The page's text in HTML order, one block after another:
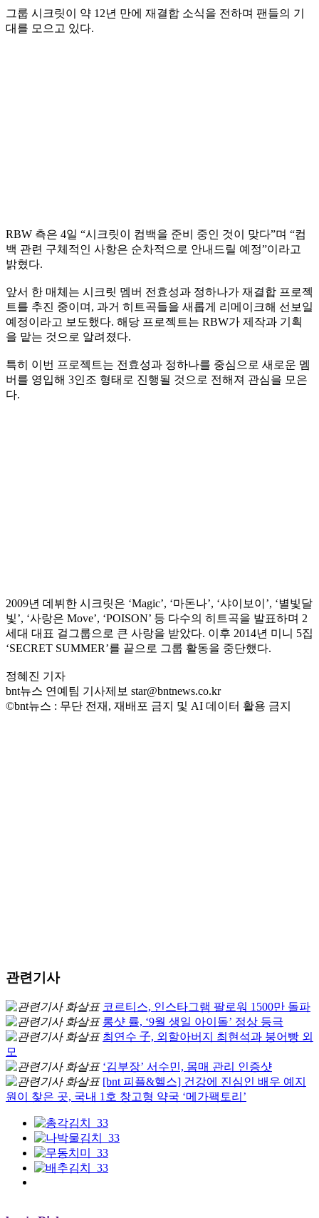
그룹 시크릿이 약 12년 만에 재결합 소식을 전하며 팬들의 기
대를 모으고 있다.
RBW 측은 4일 “시크릿이 컴백을 준비 중인 것이 맞다”며 “컴
백 관련 구체적인 사항은 순차적으로 안내드릴 예정”이라고
밝혔다.
앞서 한 매체는 시크릿 멤버 전효성과 정하나가 재결합 프로젝
트를 추진 중이며, 과거 히트곡들을 새롭게 리메이크해 선보일
예정이라고 보도했다. 해당 프로젝트는 RBW가 제작과 기획
을 맡는 것으로 알려졌다.
특히 이번 프로젝트는 전효성과 정하나를 중심으로 새로운 멤
버를 영입해 3인조 형태로 진행될 것으로 전해져 관심을 모은
다.
2009년 데뷔한 시크릿은 ‘Magic’, ‘마돈나’, ‘샤이보이’, ‘별빛달
빛’, ‘사랑은 Move’, ‘POISON’ 등 다수의 히트곡을 발표하며 2
세대 대표 걸그룹으로 큰 사랑을 받았다. 이후 2014년 미니 5집
‘SECRET SUMMER’를 끝으로 그룹 활동을 중단했다.
정혜진 기자
bnt뉴스 연예팀 기사제보 star@bntnews.co.kr
©bnt뉴스 : 무단 전재, 재배포 금지 및 AI 데이터 활용 금지
관련기사
코르티스, 인스타그램 팔로워 1500만 돌파
롱샷 률, ‘9월 생일 아이돌’ 정상 등극
최연수 子, 외할아버지 최현석과 붕어빵 외
모
‘김부장’ 서수민, 몸매 관리 인증샷
[bnt 피플&헬스] 건강에 진심인 배우 예지
원이 찾은 곳, 국내 1호 창고형 약국 ‘메가팩토리’